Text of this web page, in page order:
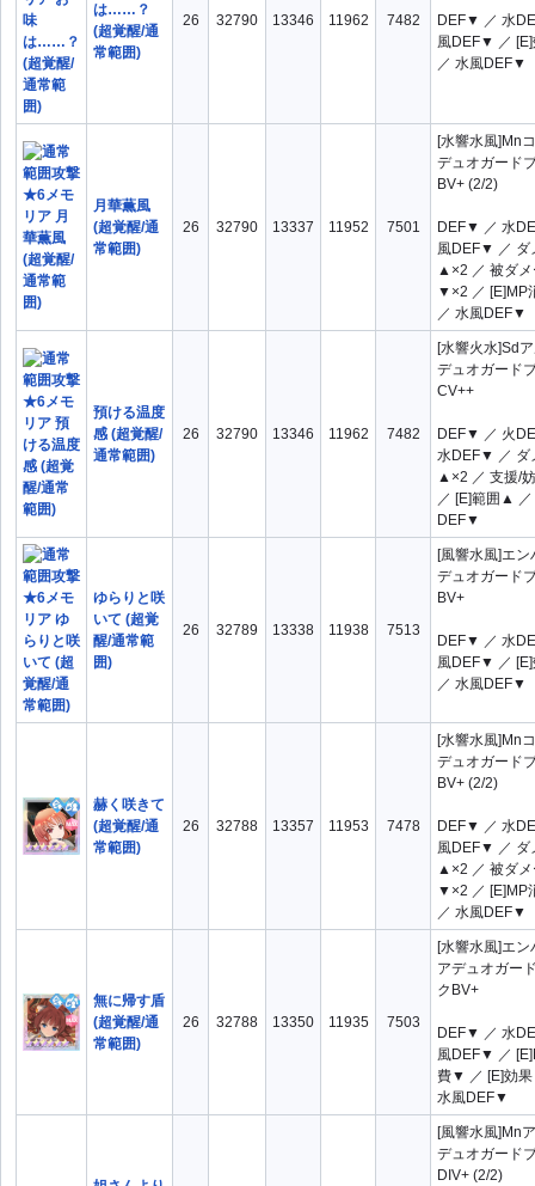
は……？
(超覚醒/通
常範囲)
26 32790 13346 11962 7482
DEF▼ ／ 水
風DEF▼ ／
／ 水風DEF▼
月華薫風
(超覚醒/通
常範囲)
26 32790 13337 11952 7501
[水響水風]Mn
デュオガード
BV+ (2/2)
DEF▼ ／ 水
風DEF▼ ／ ダ
▲×2 ／ 被ダメ
▼×2 ／ [E]MP
／ 水風DEF▼
預ける温度
感 (超覚醒/
通常範囲)
26 32790 13346 11962 7482
[水響火水]Sd
デュオガード
CV++
DEF▼ ／ 火
水DEF▼ ／ ダ
▲×2 ／ 支援/
／ [E]範囲▲ ／
DEF▼
ゆらりと咲
いて (超覚
醒/通常範
囲)
26 32789 13338 11938 7513
[風響水風]エン
デュオガード
BV+
DEF▼ ／ 水
風DEF▼ ／
／ 水風DEF▼
赫く咲きて
(超覚醒/通
常範囲)
26 32788 13357 11953 7478
[水響水風]Mn
デュオガード
BV+ (2/2)
DEF▼ ／ 水
風DEF▼ ／ ダ
▲×2 ／ 被ダメ
▼×2 ／ [E]MP
／ 水風DEF▼
無に帰す盾
(超覚醒/通
常範囲)
26 32788 13350 11935 7503
[水響水風]エン
アデュオガー
クBV+
DEF▼ ／ 水
風DEF▼ ／
費▼ ／ [E]効
水風DEF▼
[風響水風]Mn
デュオガード
DIV+ (2/2)